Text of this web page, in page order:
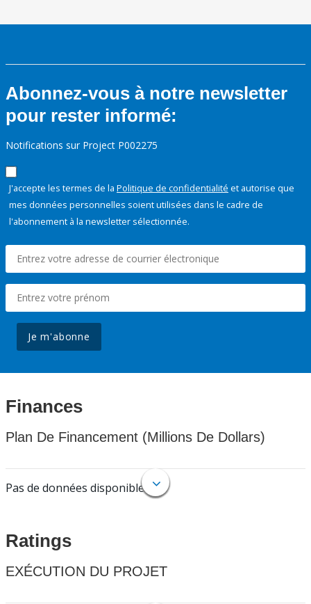
Abonnez-vous à notre newsletter
pour rester informé:
Notifications sur Project P002275
J'accepte les termes de la Politique de confidentialité et autorise que
mes données personnelles soient utilisées dans le cadre de
l'abonnement à la newsletter sélectionnée.
Je m'abonne
Finances
Plan De Financement (Millions De Dollars)
Pas de données disponibles.
Ratings
EXÉCUTION DU PROJET